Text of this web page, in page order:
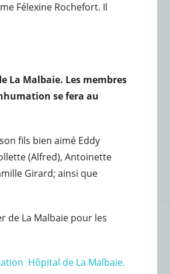
Félexine Rochefort. Il
La Malbaie. Les membres
se fera au
fils bien aimé Eddy
(Alfred), Antoinette
Girard; ainsi que
de La Malbaie pour les
Hôpital de La Malbaie.